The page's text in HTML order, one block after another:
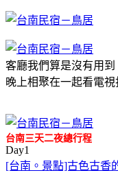
客廳我們算是沒有用
晚上相聚在一起看電
台南三天二夜總行程
Day1
[台南。景點]古色古香